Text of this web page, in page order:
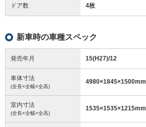
ドア数 4枚
新車時の車種スペック
発売年月 15(H27)/12
車体寸法
(全長×全幅×全高)
4980×1845×1500mm
室内寸法
(全長×全幅×全高)
1535×1535×1215mm